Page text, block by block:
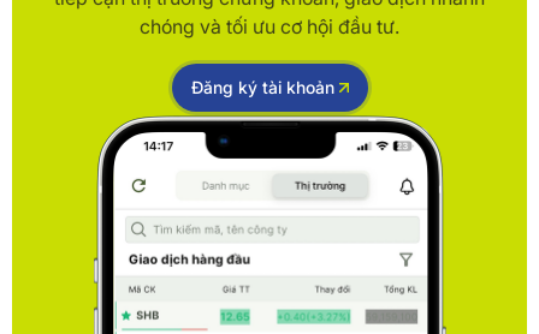
chóng và tối ưu cơ hội đầu tư.
Đăng ký tài khoản